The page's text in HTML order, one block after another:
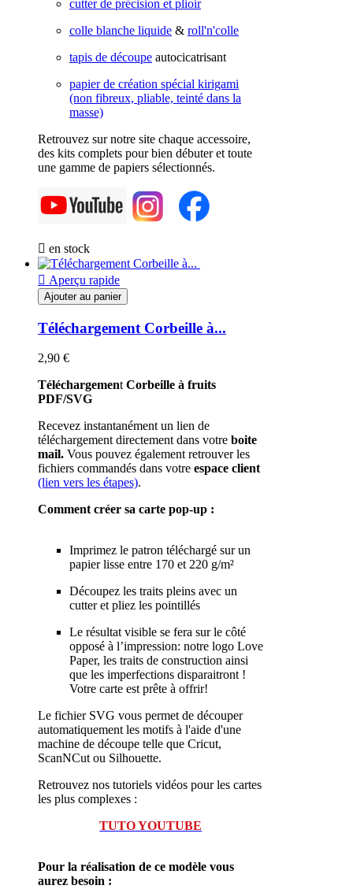
cutter de précision et plioir
colle blanche liquide & roll'n'colle
tapis de découpe autocicatrisant
papier de création spécial kirigami
(non fibreux, pliable, teinté dans la
masse)
Retrouvez sur notre site chaque accessoire,
des kits complets pour bien débuter et toute
une gamme de papiers sélectionnés.
 en stock
 Aperçu rapide
Ajouter au panier
Téléchargement Corbeille à...
2,90 €
Téléchargement Corbeille à fruits
PDF/SVG
Recevez instantanément un lien de
téléchargement directement dans votre boite
mail. Vous pouvez également retrouver les
fichiers commandés dans votre espace client
(lien vers les étapes).
Comment créer sa carte pop-up :
Imprimez le patron téléchargé sur un
papier lisse entre 170 et 220 g/m²
Découpez les traits pleins avec un
cutter et pliez les pointillés
Le résultat visible se fera sur le côté
opposé à l’impression: notre logo Love
Paper, les traits de construction ainsi
que les imperfections disparaitront !
Votre carte est prête à offrir!
Le fichier SVG vous permet de découper
automatiquement les motifs à l'aide d'une
machine de découpe telle que Cricut,
ScanNCut ou Silhouette.
Retrouvez nos tutoriels vidéos pour les cartes
les plus complexes :
TUTO YOUTUBE
Pour la réalisation de ce modèle vous
aurez besoin :